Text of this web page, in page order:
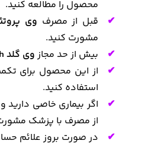
محصول را مطالعه کنید.
قبل از مصرف وی
مشورت کنید.
بیش از حد مجازوی گلد muscletech
از این محصول برای
استفاده کنید.
اگر بیماری خاصی دارید
از مصرف با پزشک
در صورت بروز علائم